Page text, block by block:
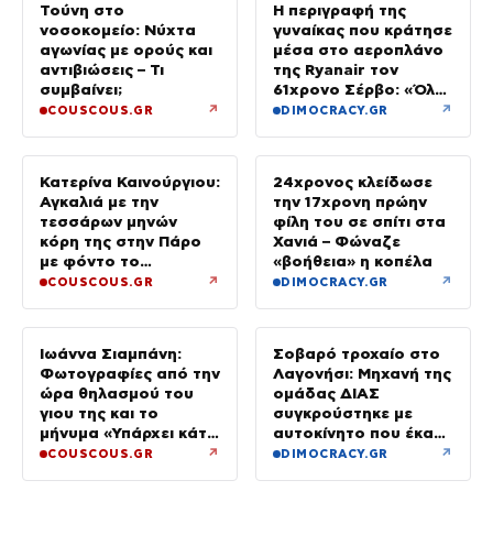
Τούνη στο
νοσοκομείο: Νύχτα
αγωνίας με ορούς και
αντιβιώσεις – Τι
συμβαίνει;
COUSCOUS.GR ↗
Η περιγραφή της
γυναίκας που κράτησε
μέσα στο αεροπλάνο
της Ryanair τον
61χρονο Σέρβο: «Όλα
έγιναν σε κλάσματα
DIMOCRACY.GR ↗
Κατερίνα Καινούργιου:
Αγκαλιά με την
τεσσάρων μηνών
κόρη της στην Πάρο
με φόντο το
ηλιοβασίλεμα
COUSCOUS.GR ↗
24χρονος κλείδωσε
την 17χρονη πρώην
φίλη του σε σπίτι στα
Χανιά – Φώναζε
«βοήθεια» η κοπέλα
DIMOCRACY.GR ↗
Ιωάννα Σιαμπάνη:
Φωτογραφίες από την
ώρα θηλασμού του
γιου της και το
μήνυμα «Υπάρχει κάτι
μαγικό σε αυτές τις
COUSCOUS.GR ↗
Σοβαρό τροχαίο στο
Λαγονήσι: Μηχανή της
ομάδας ΔΙΑΣ
συγκρούστηκε με
αυτοκίνητο που έκανε
αναστροφή – Δύο
DIMOCRACY.GR ↗